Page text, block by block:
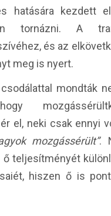
hatására kezdett
tornázni. A
és az
meg is nyert.
mondták
el, neki csak ennyi
mozgássérült”.
teljesítményét
hiszen ő is pont